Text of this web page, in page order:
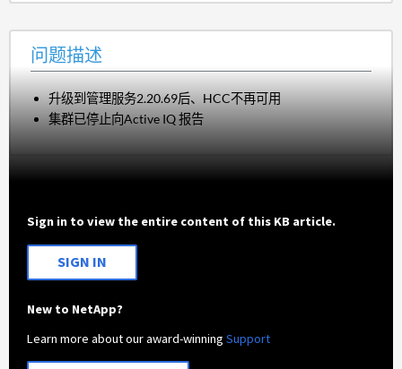
问题描述
升级到管理服务2.20.69后、HCC不再可用
集群已停止向Active IQ 报告
Sign in to view the entire content of this KB article.
SIGN IN
New to NetApp?
Learn more about our award-winningSupport